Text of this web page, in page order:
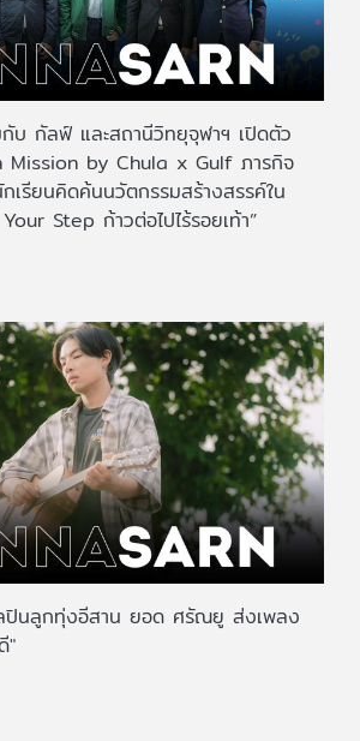
บ กัลฟ์ และสถานีวิทยุจุฬาฯ เปิดตัว
Mission by Chula x Gulf ภารกิจ
รียนคิดค้นนวัตกรรมสร้างสรรค์ใน
Step ก้าวต่อไปไร้รอยเท้า”
ปินลูกทุ่งอีสาน ยอด ศรัณยู ส่งเพลง
"